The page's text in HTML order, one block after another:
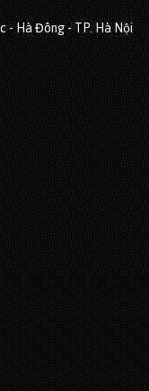
- Hà Đông - TP. Hà Nội